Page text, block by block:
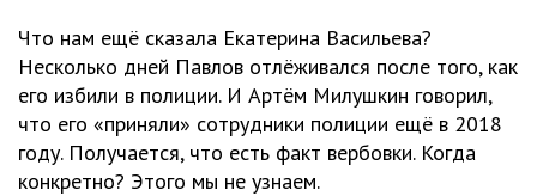
Что нам ещё сказала Екатерина Васильева?
Несколько дней Павлов отлёживался после того, как
его избили в полиции. И Артём Милушкин говорил,
что его «приняли» сотрудники полиции ещё в 2018
году. Получается, что есть факт вербовки. Когда
конкретно? Этого мы не узнаем.